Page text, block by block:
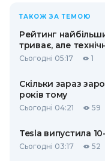
ТАКОЖ ЗА ТЕМОЮ
Рейтинг
триває, але
Сьогодні 05:17 1
Скільки зараз
років тому
Сьогодні 04:21 59
Tesla випустила
Сьогодні 03:17 52